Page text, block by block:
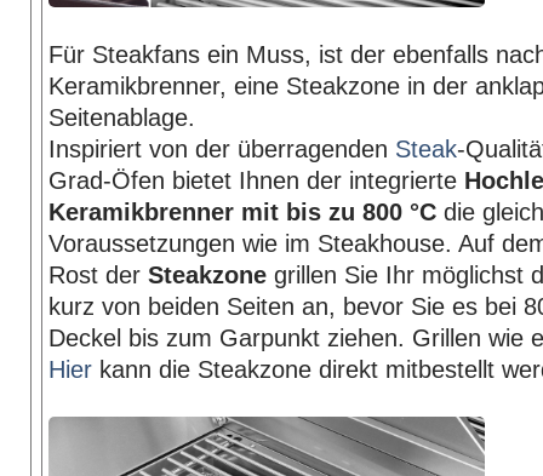
Für Steakfans ein Muss, ist der ebenfalls
Keramikbrenner, eine Steakzone in der
Seitenablage.
Inspiriert von der überragenden Steak-
Grad-Öfen bietet Ihnen der integrierte
Keramikbrenner mit bis zu 800 °C die
Voraussetzungen wie im Steakhouse. Auf
Rost der Steakzone grillen Sie Ihr möglichst
kurz von beiden Seiten an, bevor Sie es bei
Deckel bis zum Garpunkt ziehen. Grillen wie
Hier kann die Steakzone direkt mitbestellt